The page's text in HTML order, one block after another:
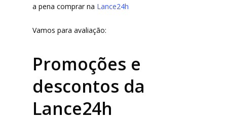
a pena comprar na Lance24h
Vamos para avaliação:
Promoções e
descontos da
Lance24h